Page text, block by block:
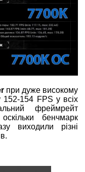
при дуже високому
154 FPS у всіх
фреймрейт
бенчмарк
виходили різні